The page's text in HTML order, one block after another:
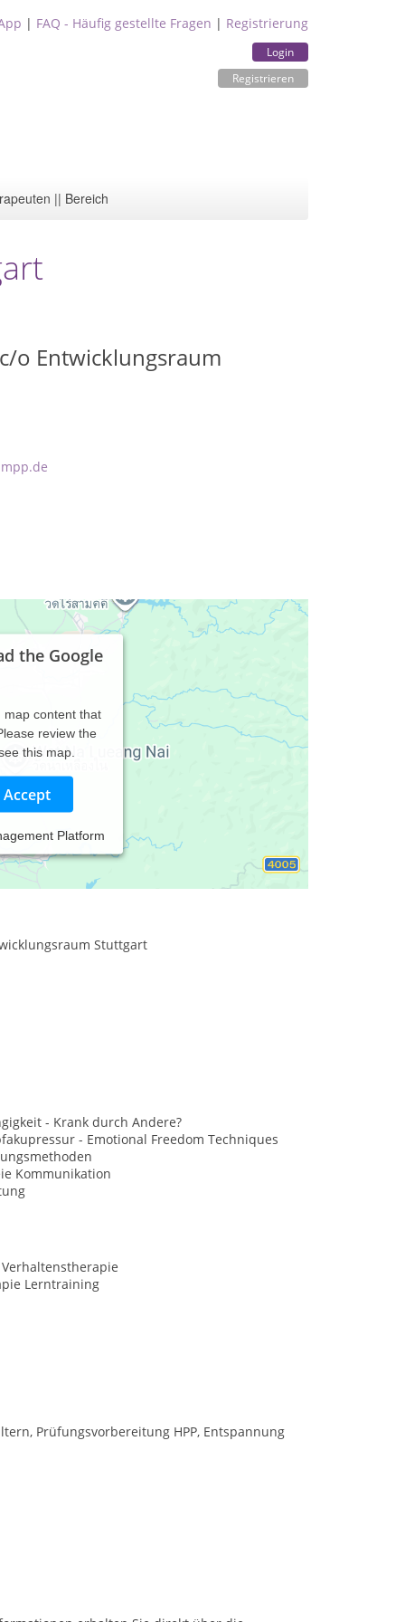
| FAQ - Häufig gestellte Fragen | Registrierung
Login
Registrieren
|| Bereich
o Entwicklungsraum
the Google
map content that
review the
this map.
Accept
Platform
Stuttgart
- Krank durch Andere?
- Emotional Freedom Techniques
Kommunikation
Lerntraining
Prüfungsvorbereitung HPP, Entspannung